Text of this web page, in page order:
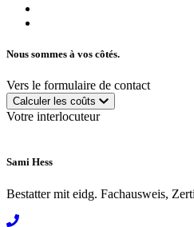
Nous sommes à vos côtés.
Vers le formulaire de contact
Calculer les coûts
Votre interlocuteur
Sami Hess
Bestatter mit eidg. Fachausweis,